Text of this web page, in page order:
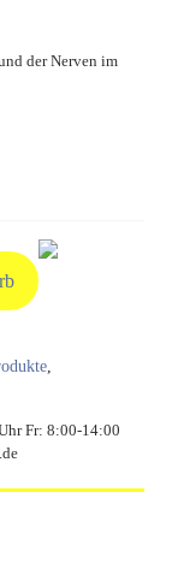
der Nerven im
,
Fr: 8:00-14:00